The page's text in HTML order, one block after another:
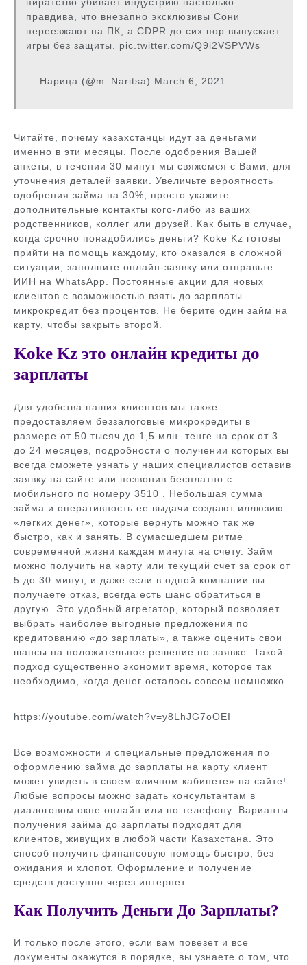
правдива, что внезапно эксклюзивы Сони
переезжают на ПК, а CDPR до сих пор выпускает
игры без защиты. pic.twitter.com/Q9i2VSPVWs
— Нарица (@m_Naritsa) March 6, 2021
Читайте, почему казахстанцы идут за деньгами
именно в эти месяцы. После одобрения Вашей
анкеты, в течении 30 минут мы свяжемся с Вами, для
уточнения деталей заявки. Увеличьте вероятность
одобрения займа на 30%, просто укажите
дополнительные контакты кого-либо из ваших
родственников, коллег или друзей. Как быть в случае,
когда срочно понадобились деньги? Koke Kz готовы
прийти на помощь каждому, кто оказался в сложной
ситуации, заполните онлайн-заявку или отправьте
ИИН на WhatsApp. Постоянные акции для новых
клиентов с возможностью взять до зарплаты
микрокредит без процентов. Не берите один займ на
карту, чтобы закрыть второй.
Koke Kz это онлайн кредиты до
зарплаты
Для удобства наших клиентов мы также
предоставляем беззалоговые микрокредиты в
размере от 50 тысяч до 1,5 млн. тенге на срок от 3
до 24 месяцев, подробности о получении которых вы
всегда сможете узнать у наших специалистов оставив
заявку на сайте или позвонив бесплатно с
мобильного по номеру 3510 . Небольшая сумма
займа и оперативность ее выдачи создают иллюзию
«легких денег», которые вернуть можно так же
быстро, как и занять. В сумасшедшем ритме
современной жизни каждая минута на счету. Займ
можно получить на карту или текущий счет за срок от
5 до 30 минут, и даже если в одной компании вы
получаете отказ, всегда есть шанс обратиться в
другую. Это удобный агрегатор, который позволяет
выбрать наиболее выгодные предложения по
кредитованию «до зарплаты», а также оценить свои
шансы на положительное решение по заявке. Такой
подход существенно экономит время, которое так
необходимо, когда денег осталось совсем немножко.
https://youtube.com/watch?v=y8LhJG7oOEI
Все возможности и специальные предложения по
оформлению займа до зарплаты на карту клиент
может увидеть в своем «личном кабинете» на сайте!
Любые вопросы можно задать консультантам в
диалоговом окне онлайн или по телефону. Варианты
получения займа до зарплаты подходят для
клиентов, живущих в любой части Казахстана. Это
способ получить финансовую помощь быстро, без
ожидания и хлопот. Оформление и получение
средств доступно через интернет.
Как Получить Деньги До Зарплаты?
И только после этого, если вам повезет и все
документы окажутся в порядке, вы узнаете о том, что